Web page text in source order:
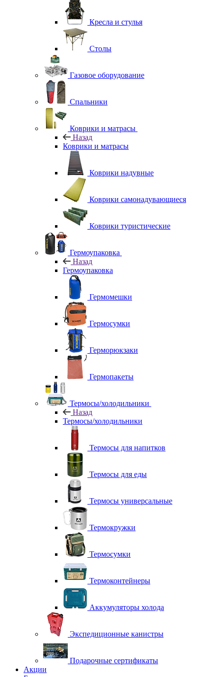
Кресла и стулья
Столы
Газовое оборудование
Спальники
Коврики и матрасы
Назад
Коврики и матрасы
Коврики надувные
Коврики самонадувающиеся
Коврики туристические
Гермоупаковка
Назад
Гермоупаковка
Гермомешки
Гермосумки
Герморюкзаки
Гермопакеты
Термосы/холодильники
Назад
Термосы/холодильники
Термосы для напитков
Термосы для еды
Термосы универсальные
Термокружки
Термосумки
Термоконтейнеры
Аккумуляторы холода
Экспедиционные канистры
Подарочные сертификаты
Акции